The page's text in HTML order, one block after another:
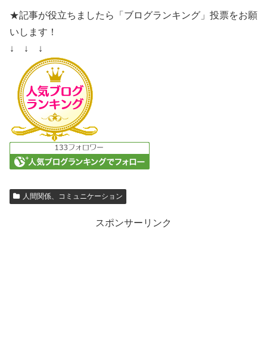
★記事が役立ちましたら「ブログランキング」投票をお願
いします！
↓ ↓ ↓
人間関係、コミュニケーション
スポンサーリンク